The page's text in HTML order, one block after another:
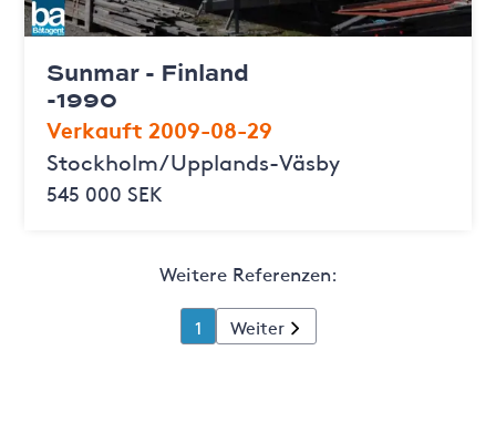
Sunmar - Finland
-1990
Verkauft 2009-08-29
Stockholm/Upplands-Väsby
545 000 SEK
Weitere Referenzen:
1 Weiter